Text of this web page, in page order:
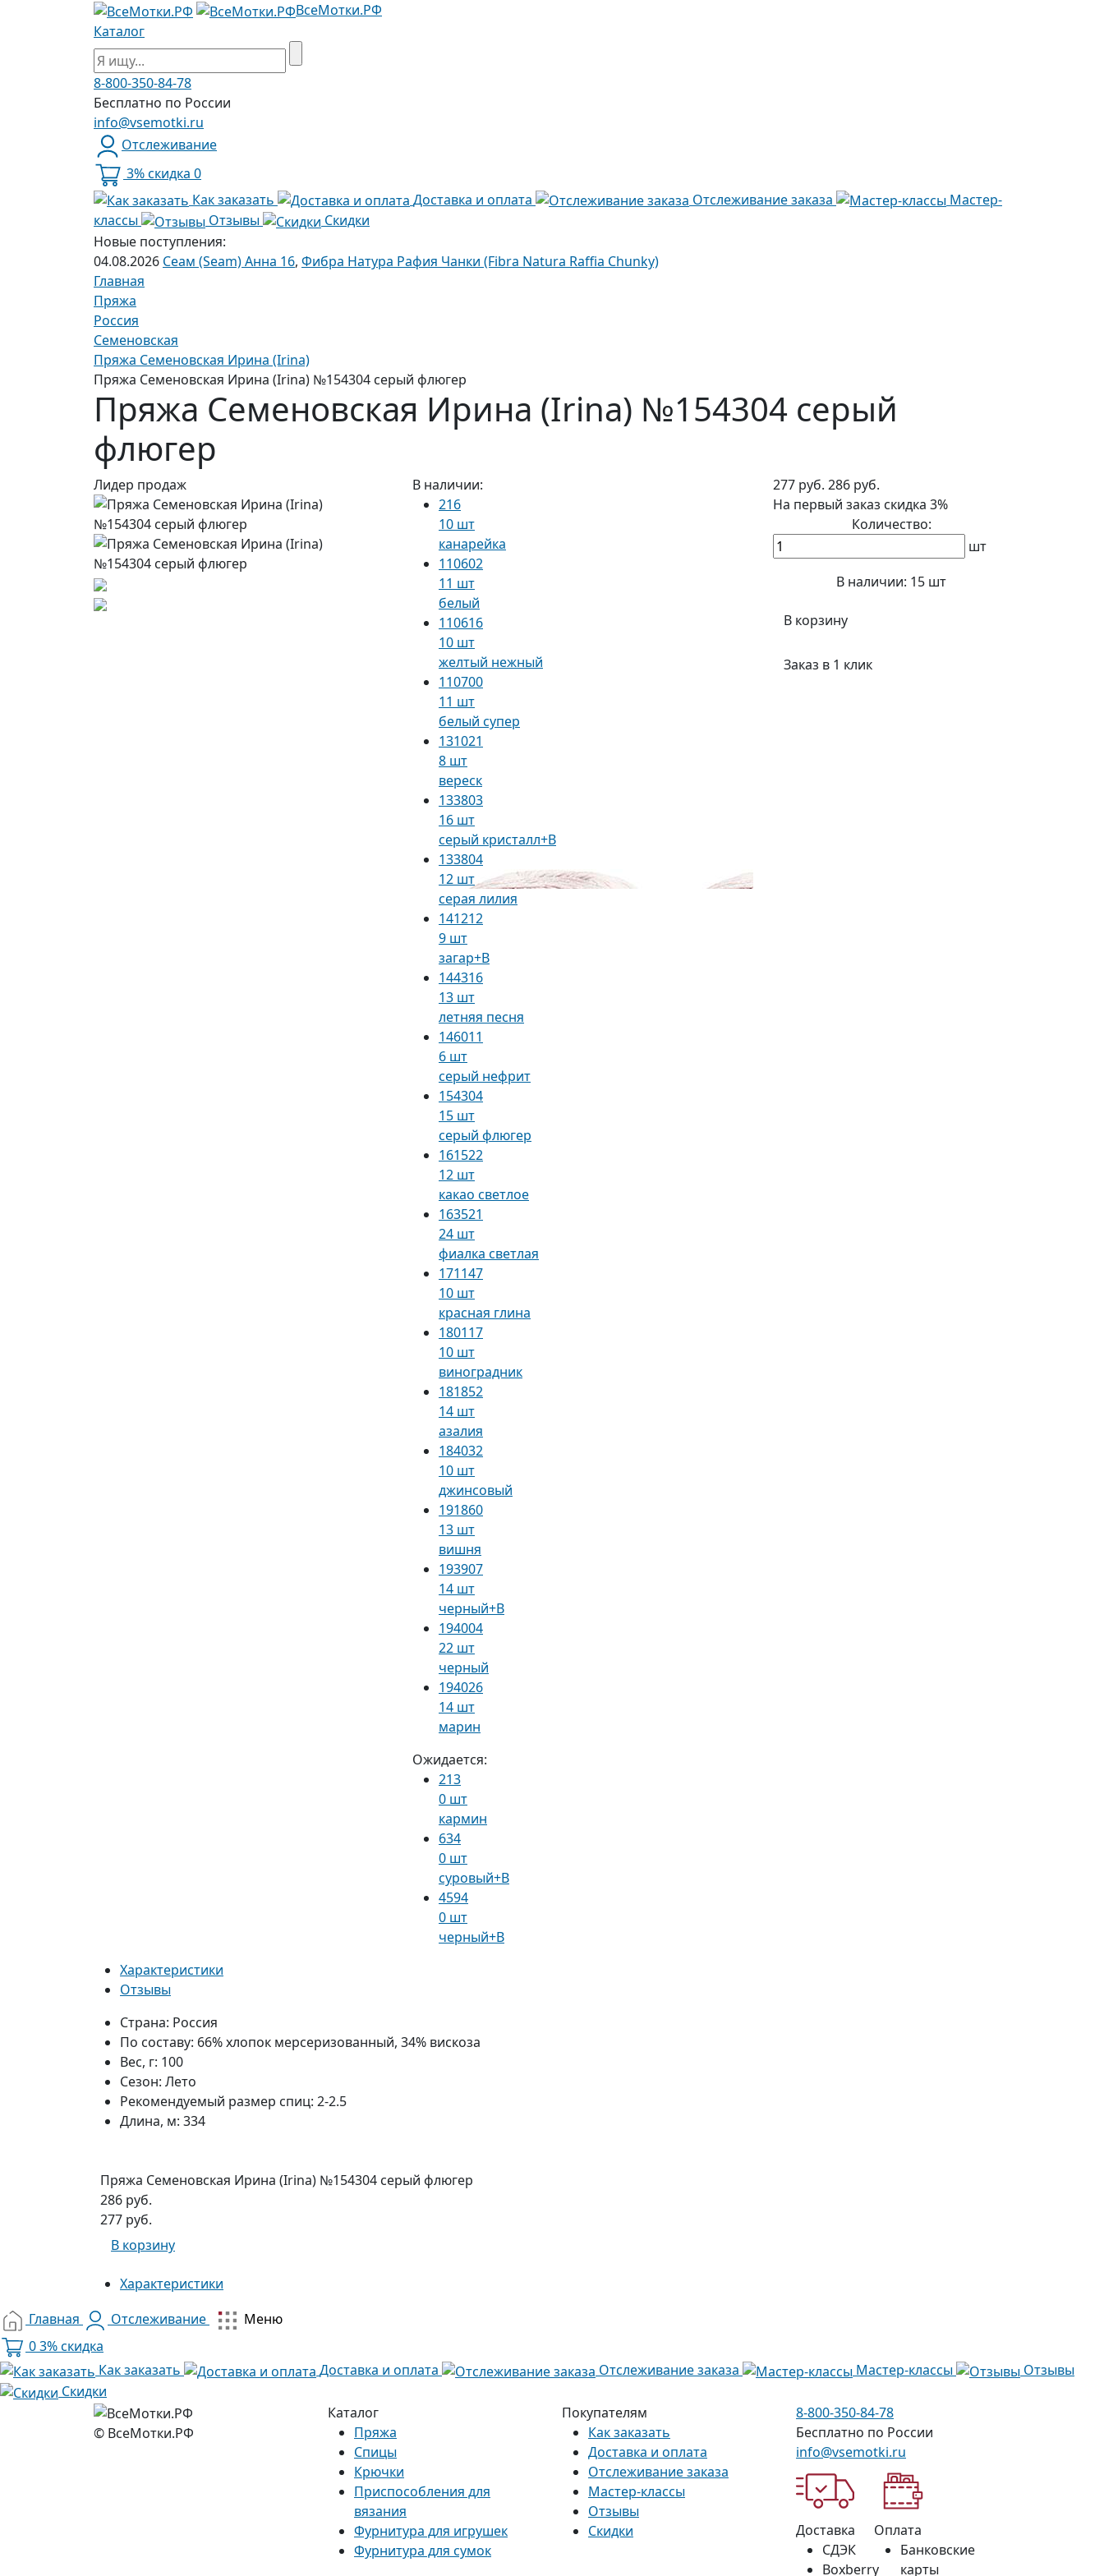
ВсеМотки.РФ
Каталог
8-800-350-84-78
Бесплатно по России
info@vsemotki.ru
Отслеживание
3% скидка 0
Как заказать
Доставка и оплата Отслеживание заказа
Мастер-
классы
Отзывы
Скидки
Новые поступления:
04.08.2026 Сеам (Seam) Анна 16, Фибра Натура Рафия Чанки (Fibra Natura Raffia Chunky)
Главная
Пряжа
Россия
Семеновская
Пряжа Семеновская Ирина (Irina)
Пряжа Семеновская Ирина (Irina) №154304 серый флюгер
Пряжа Семеновская Ирина (Irina) №154304 серый
флюгер
Лидер продаж
В наличии:
216
10 шт
канарейка
110602
11 шт
белый
110616
10 шт
желтый нежный
110700
11 шт
белый супер
131021
8 шт
вереск
133803
16 шт
серый кристалл+В
133804
12 шт
серая лилия
141212
9 шт
загар+В
144316
13 шт
летняя песня
146011
6 шт
серый нефрит
154304
15 шт
серый флюгер
161522
12 шт
какао светлое
163521
24 шт
фиалка светлая
171147
10 шт
красная глина
180117
10 шт
виноградник
181852
14 шт
азалия
184032
10 шт
джинсовый
191860
13 шт
вишня
193907
14 шт
черный+В
194004
22 шт
черный
194026
14 шт
марин
Ожидается:
213
0 шт
кармин
634
0 шт
суровый+В
4594
0 шт
черный+В
277 руб. 286 руб.
На первый заказ скидка 3%
Количество:
шт
В наличии: 15 шт
В корзину
Заказ в 1 клик
Характеристики
Отзывы
Страна: Россия
По составу: 66% хлопок мерсеризованный, 34% вискоза
Вес, г: 100
Сезон: Лето
Рекомендуемый размер спиц: 2-2.5
Длина, м: 334
Пряжа Семеновская Ирина (Irina) №154304 серый флюгер
286 руб.
277 руб.
В корзину
Характеристики
Главная
Отслеживание
Меню
03% скидка
Как заказать
Доставка и оплата Отслеживание заказа Мастер-классы
Отзывы
Скидки
© ВсеМотки.РФ
Каталог
Пряжа
Спицы
Крючки
Приспособления для
вязания
Фурнитура для игрушек
Фурнитура для сумок
Покупателям
Как заказать
Доставка и оплата
Отслеживание заказа
Мастер-классы
Отзывы
Скидки
8-800-350-84-78
Бесплатно по России
info@vsemotki.ru
Доставка
СДЭК
Boxberry
Оплата
Банковские
карты